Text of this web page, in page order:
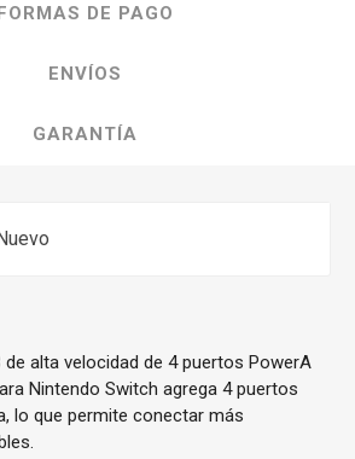
DE PAGO
ENVÍOS
GARANTÍA
Nuevo
de alta velocidad de 4 puertos PowerA
Nintendo Switch agrega 4 puertos
lo que permite conectar más